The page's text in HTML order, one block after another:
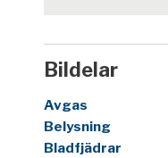
Bildelar
Avgas
Belysning
Bladfjädrar